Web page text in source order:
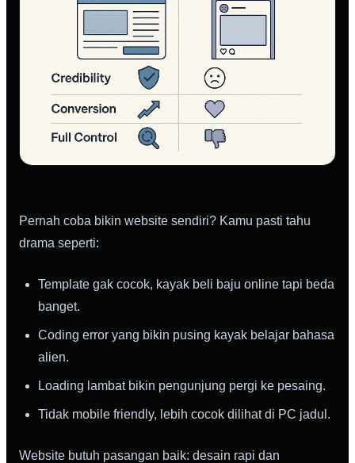
Pernah coba bikin website sendiri? Kamu pasti tahu
drama seperti:
Template gak cocok, kayak beli baju online tapi beda
banget.
Coding error yang bikin pusing kayak belajar bahasa
alien.
Loading lambat bikin pengunjung pergi ke pesaing.
Tidak mobile friendly, lebih cocok dilihat di PC jadul.
Website butuh pasangan baik: desain rapi dan